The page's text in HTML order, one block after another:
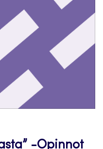
-Opinnot